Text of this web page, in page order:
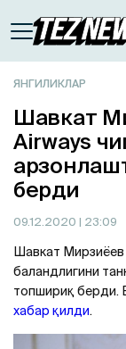
ЯНГИЛИКЛАР
Шавкат
Airways
берди
09.12.2020 | 23:09
Шавкат Мирзиёев
баландлигини
топшириқ берди.
хабар қилди.